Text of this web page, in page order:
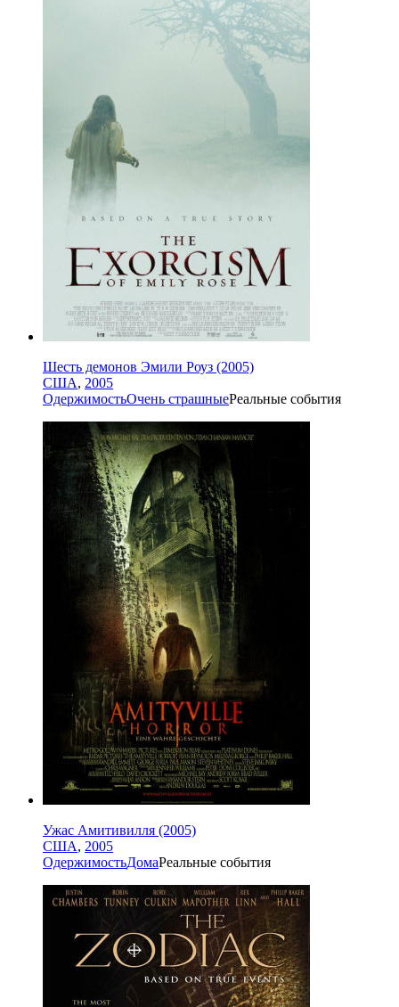
Шесть демонов Эмили Роуз (2005)
США, 2005
ОдержимостьОчень страшныеРеальные события
Ужас Амитивилля (2005)
США, 2005
ОдержимостьДомаРеальные события